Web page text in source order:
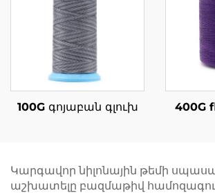
100G գոյաբան գլուխ 400G
Կարգավոր նիլոնային թեմի
աշխատելը բազմաթիվ